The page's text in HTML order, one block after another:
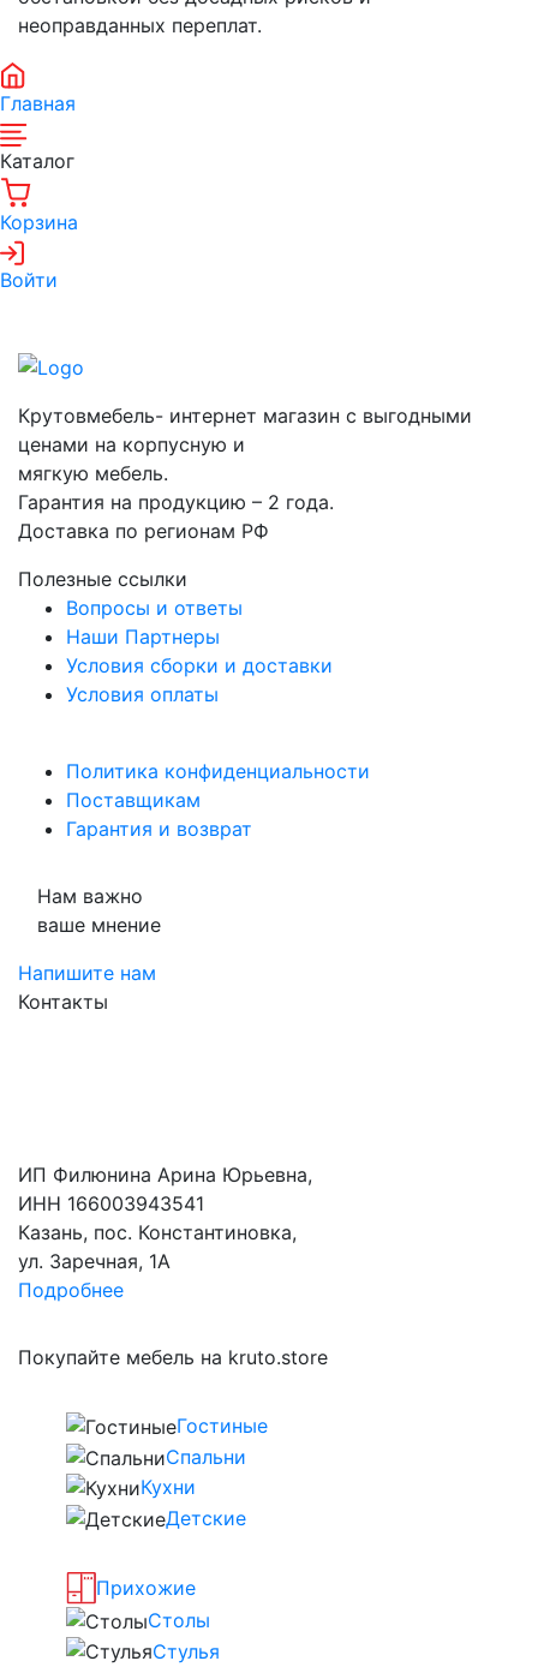
неоправданных переплат.
Главная
Каталог
Корзина
Войти
Крутовмебель- интернет магазин с выгодными
ценами на корпусную и
мягкую мебель.
Гарантия на продукцию – 2 года.
Доставка по регионам РФ
Полезные ссылки
Вопросы и ответы
Наши Партнеры
Условия сборки и доставки
Условия оплаты
Политика конфиденциальности
Поставщикам
Гарантия и возврат
Нам важно
ваше мнение
Напишите нам
Контакты
ИП Филюнина Арина Юрьевна,
ИНН 166003943541
Казань, пос. Константиновка,
ул. Заречная, 1А
Подробнее
Покупайте мебель на kruto.store
Гостиные
Спальни
Кухни
Детские
Прихожие
Столы
Стулья